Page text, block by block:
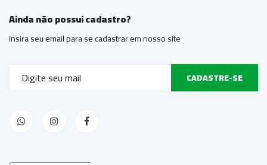
Ainda não possui cadastro?
Insira seu email para se cadastrar em nosso site
CADASTRE-SE